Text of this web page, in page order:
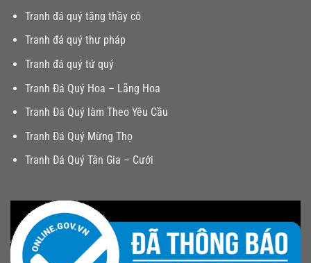
Tranh đá quý tặng thầy cô
Tranh đá quý thư pháp
Tranh đá quý tứ quý
Tranh Đá Quý Hoa – Lãng Hoa
Tranh Đá Quý làm Theo Yêu Cầu
Tranh Đá Quý Mừng Thọ
Tranh Đá Quý Tân Gia – Cưới